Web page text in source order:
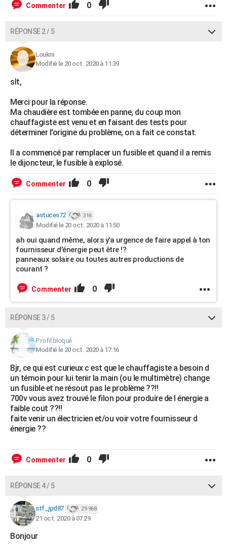
Commenter 0
RÉPONSE 2 / 5
Loukni
Modifié le 20 oct. 2020 à 11:39
slt,
Merci pour la réponse.
Ma chaudière est tombée en panne, du coup mon
chauffagiste est venu et en faisant des tests pour
déterminer l'origine du problème, on a fait ce constat.
Il a commencé par remplacer un fusible et quand il a remis
le dijoncteur, le fusible à explosé.
Commenter 0
astuces72 316
Modifié le 20 oct. 2020 à 11:50
ah oui quand même, alors y'a urgence de faire appel à ton
fournisseur d'énergie peut être !?
panneaux solaire ou toutes autres productions de
courant ?
Commenter 0
RÉPONSE 3 / 5
Profil bloqué
Modifié le 20 oct. 2020 à 17:16
Bjr, ce qui est curieux c est que le chauffagiste a besoin d
un témoin pour lui tenir la main (ou le multimètre) change
un fusible et ne résout pas le problème ??!!
700v vous avez trouvé le filon pour produire de l énergie a
faible cout ??!!
faite venir un électricien et/ou voir votre fournisseur d
énergie ??
Commenter 0
RÉPONSE 4 / 5
stf_jpd87 29 968
21 oct. 2020 à 07:29
Bonjour